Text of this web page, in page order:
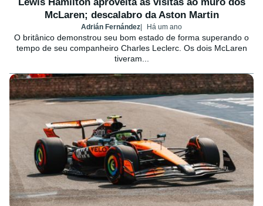
McLaren; descalabro da Aston Martin
Adrián Fernández Há um ano
O britânico demonstrou seu bom estado de forma superando o
tempo de seu companheiro Charles Leclerc. Os dois McLaren
tiveram...